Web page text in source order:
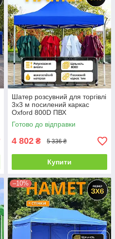
Шатер розсувний для торгівлі
3х3 м посилений каркас
Oxford 800D ПВХ
Готово до відправки
4 802 ₴ 5 336 ₴
Купити
–10%